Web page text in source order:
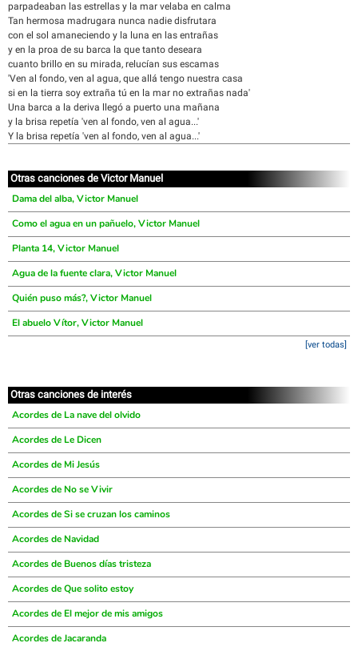
parpadeaban las estrellas y la mar velaba en calma
Tan hermosa madrugara nunca nadie disfrutara
con el sol amaneciendo y la luna en las entrañas
y en la proa de su barca la que tanto deseara
cuanto brillo en su mirada, relucían sus escamas
'Ven al fondo, ven al agua, que allá tengo nuestra casa
si en la tierra soy extraña tú en la mar no extrañas nada'
Una barca a la deriva llegó a puerto una mañana
y la brisa repetía 'ven al fondo, ven al agua...'
Y la brisa repetía 'ven al fondo, ven al agua...'
Otras canciones de Victor Manuel
Dama del alba, Victor Manuel
Como el agua en un pañuelo, Victor Manuel
Planta 14, Victor Manuel
Agua de la fuente clara, Victor Manuel
Quién puso más?, Victor Manuel
El abuelo Vítor, Victor Manuel
[ver todas]
Otras canciones de interés
Acordes de La nave del olvido
Acordes de Le Dicen
Acordes de Mi Jesús
Acordes de No se Vivir
Acordes de Si se cruzan los caminos
Acordes de Navidad
Acordes de Buenos días tristeza
Acordes de Que solito estoy
Acordes de El mejor de mis amigos
Acordes de Jacaranda